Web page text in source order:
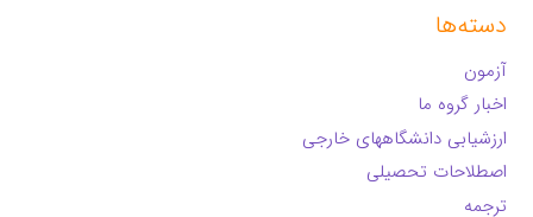
دسته‌ها
آزمون
اخبار گروه ما
ارزشیابی دانشگاههای خارجی
اصطلاحات تحصیلی
ترجمه